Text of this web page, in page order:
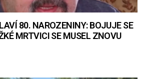
80. NAROZENINY: BOJUJE SE
MRTVICI SE MUSEL ZNOVU